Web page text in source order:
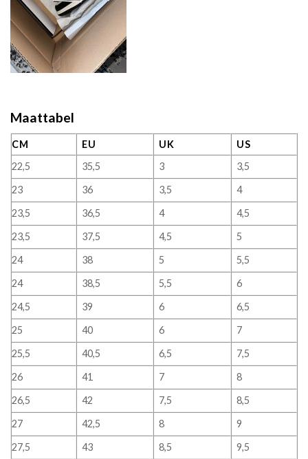
Maattabel
CM EU UK
US
22,5
35,5 3
3,5
23
36 3,5
4
23,5
36,5 4
4,5
23,5
37,5 4,5
5
24
38 5
5,5
24
38,5 5,5
6
24,5
39 6
6,5
25
40 6
7
25,5
40,5 6,5
7,5
26
41 7
8
26,5
42 7,5
8,5
27
42,5 8
9
27,5
43 8,5
9,5